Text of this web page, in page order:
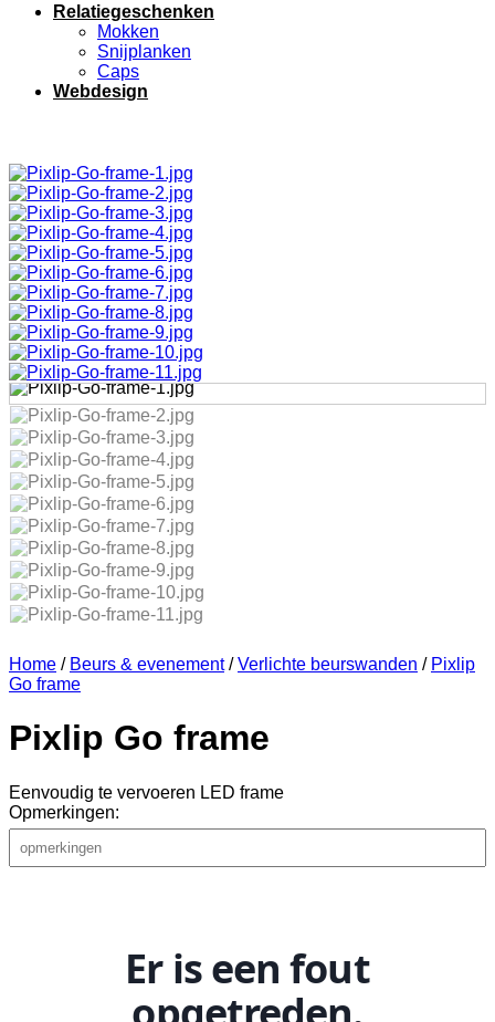
Relatiegeschenken
Mokken
Snijplanken
Caps
Webdesign
Home / Beurs & evenement / Verlichte beurswanden / Pixlip
Go frame
Pixlip Go frame
Eenvoudig te vervoeren LED frame
Opmerkingen: